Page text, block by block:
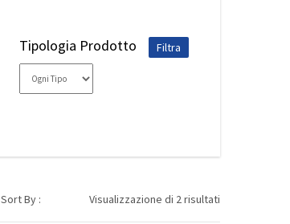
Tipologia Prodotto
Visualizzazione di 2 risultati
Sort By :